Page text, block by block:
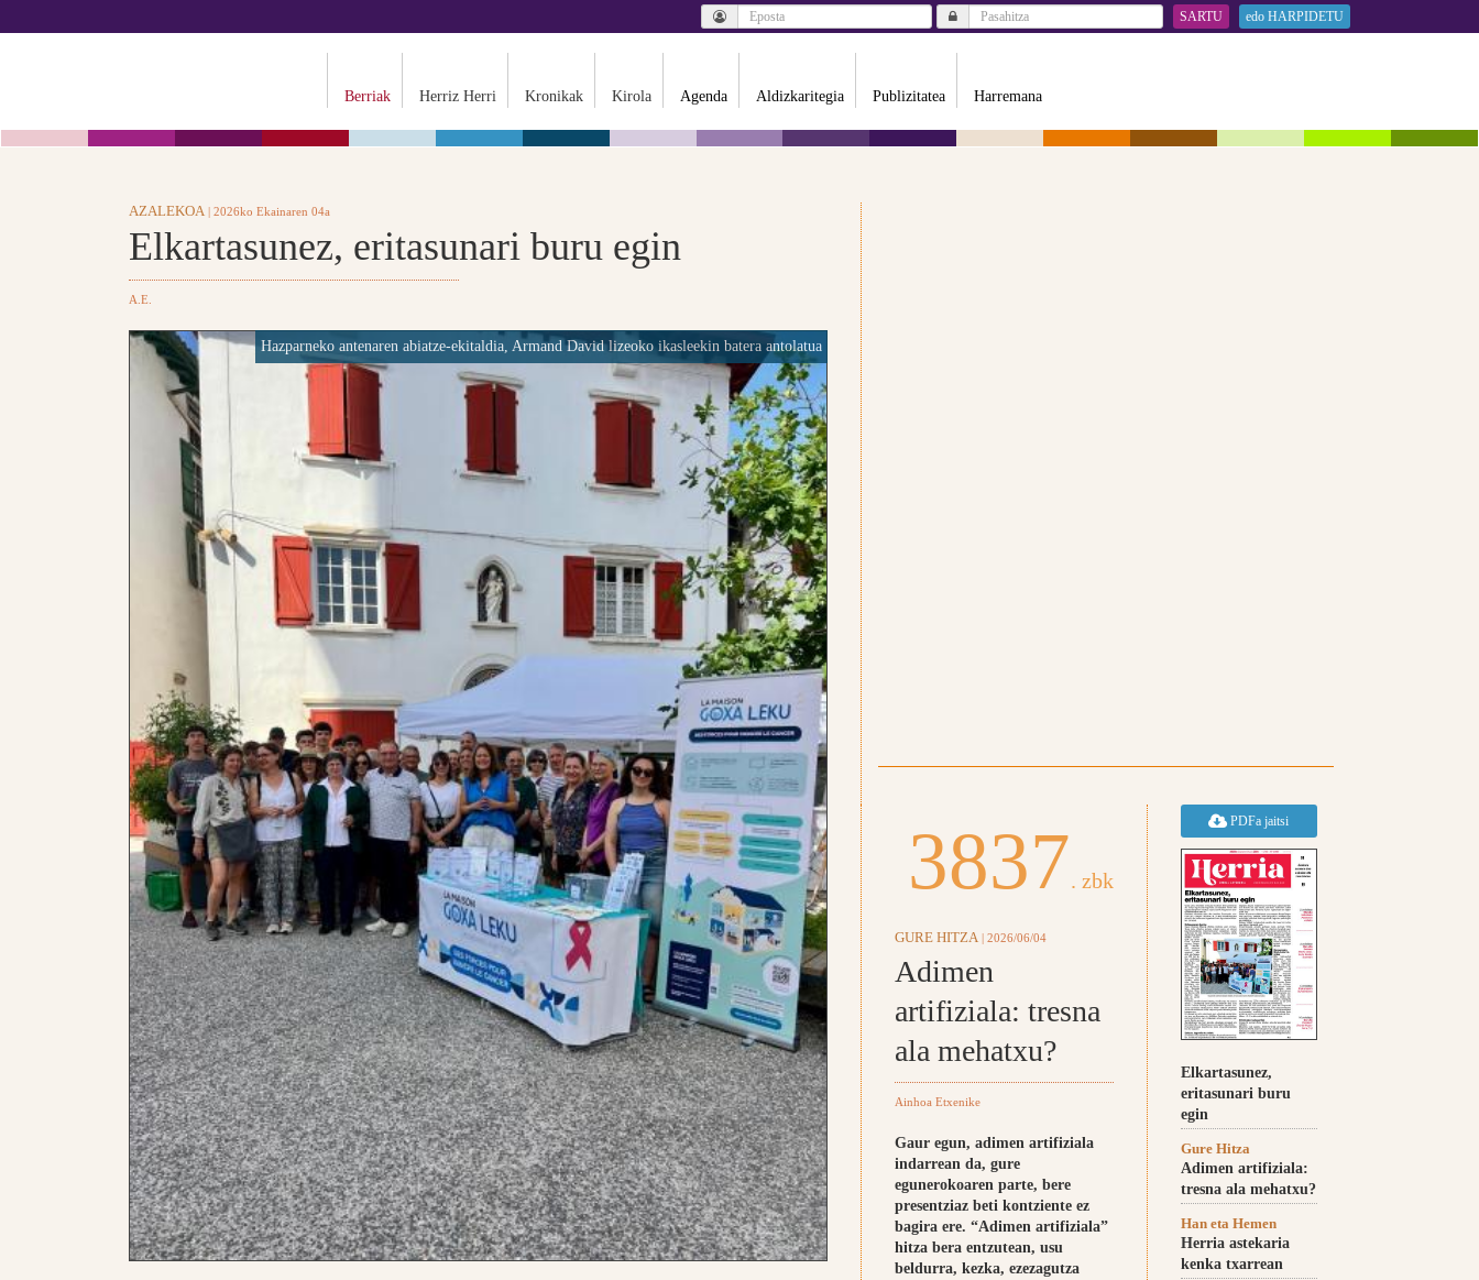
SARTU edo HARPIDETU
Berriak Herriz Herri Kronikak Kirola Agenda Aldizkaritegia Publizitatea Harremana
AZALEKOA | 2026ko Ekainaren 04a
Elkartasunez, eritasunari buru egin
A.E.
Hazparneko antenaren abiatze-ekitaldia, Armand David lizeoko ikasleekin batera antolatua
3837. zbk
GURE HITZA | 2026/06/04
Adimen
artifiziala: tresna
ala mehatxu?
Ainhoa Etxenike
Gaur egun, adimen artifiziala
indarrean da, gure
egunerokoaren parte, bere
presentziaz beti kontziente ez
bagira ere. “Adimen artifiziala”
hitza bera entzutean, usu
beldurra, kezka, ezezagutza
PDFa jaitsi
Elkartasunez,
eritasunari buru
egin
Gure Hitza
Adimen artifiziala:
tresna ala mehatxu?
Han eta Hemen
Herria astekaria
kenka txarrean